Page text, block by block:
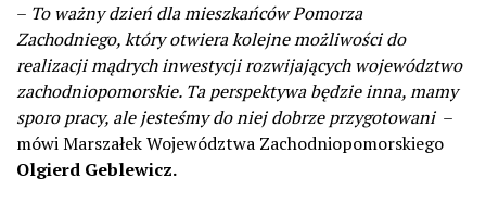
– To ważny dzień dla mieszkańców Pomorza
Zachodniego, który otwiera kolejne możliwości do
realizacji mądrych inwestycji rozwijających województwo
zachodniopomorskie. Ta perspektywa będzie inna, mamy
sporo pracy, ale jesteśmy do niej dobrze przygotowani–
mówi Marszałek Województwa Zachodniopomorskiego
Olgierd Geblewicz.